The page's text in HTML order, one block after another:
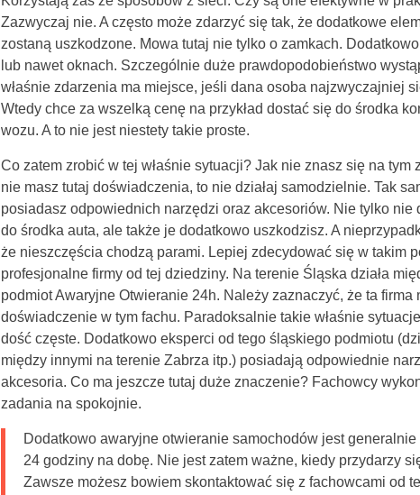
Zazwyczaj nie. A często może zdarzyć się tak, że dodatkowe
zostaną uszkodzone. Mowa tutaj nie tylko o zamkach.
lub nawet oknach. Szczególnie duże prawdopodobieństwo
właśnie zdarzenia ma miejsce, jeśli dana osoba najzwyczajniej
Wtedy chce za wszelką cenę na przykład dostać się do środka
wozu. A to nie jest niestety takie proste.
Co zatem zrobić w tej właśnie sytuacji? Jak nie znasz się na tym
nie masz tutaj doświadczenia, to nie działaj samodzielnie. Tak
posiadasz odpowiednich narzędzi oraz akcesoriów. Nie tylko nie
do środka auta, ale także je dodatkowo uszkodzisz. A
że nieszczęścia chodzą parami. Lepiej zdecydować się w takim
profesjonalne firmy od tej dziedziny. Na terenie Śląska działa
podmiot Awaryjne Otwieranie 24h. Należy zaznaczyć, że ta firma
doświadczenie w tym fachu. Paradoksalnie takie właśnie
dość częste. Dodatkowo eksperci od tego śląskiego podmiotu
między innymi na terenie Zabrza itp.) posiadają odpowiednie
akcesoria. Co ma jeszcze tutaj duże znaczenie? Fachowcy
zadania na spokojnie.
Dodatkowo awaryjne otwieranie samochodów jest
24 godziny na dobę. Nie jest zatem ważne, kiedy przydarzy
Zawsze możesz bowiem skontaktować się z fachowcami od